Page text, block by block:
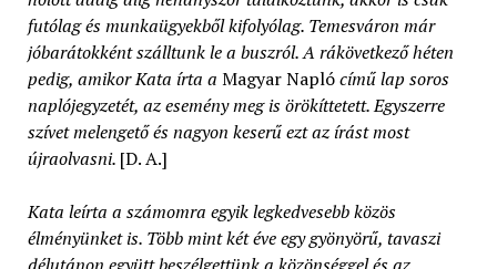
futólag és munkaügyekből kifolyólag. Temesváron már
jóbarátokként szálltunk le a buszról. A rákövetkező héten
pedig, amikor Kata írta a Magyar Naplócímű lap soros
naplójegyzetét, az esemény meg is örökíttetett. Egyszerre
szívet melengető és nagyon keserű ezt az írást most
újraolvasni. [D. A.]
Kata leírta a számomra egyik legkedvesebb közös
élményünket is. Több mint két éve egy gyönyörű, tavaszi